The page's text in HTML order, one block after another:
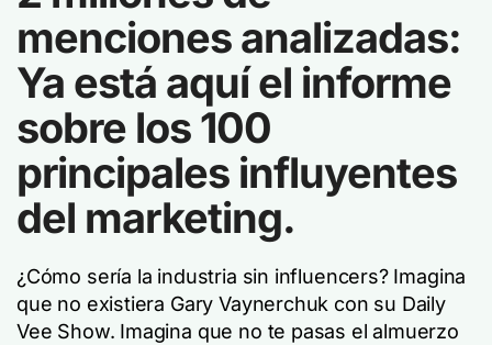
menciones analizadas:
Ya está aquí el informe
sobre los 100
principales influyentes
del marketing.
¿Cómo sería la industria sin influencers? Imagina
que no existiera Gary Vaynerchuk con su Daily
Vee Show. Imagina que no te pasas el almuerzo